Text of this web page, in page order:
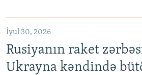
İyul 30, 2026
Rusiyanın raket
Ukrayna kəndində